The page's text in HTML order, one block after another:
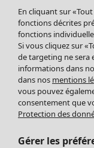
Leggings et collants
Accessoires
Chaussures
Vêtements de bain
Basics
Soldes Mobilier
Bonnes affaires
Décoration
Textiles
Tapis
Éponge
En cliquant sur
fonctions décrites
fonctions
Si vous cliquez sur
de targeting ne sera
informations dans
dans nos mentions
vous pouvez
consentement que
Protection des
Gérer les